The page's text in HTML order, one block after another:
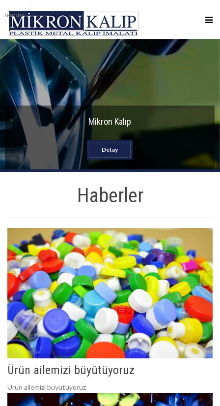
reorder
Mikron Kalıp
Detay
Haberler
Ürün ailemizi büyütüyoruz
Ürün ailemizi büyütüyoruz